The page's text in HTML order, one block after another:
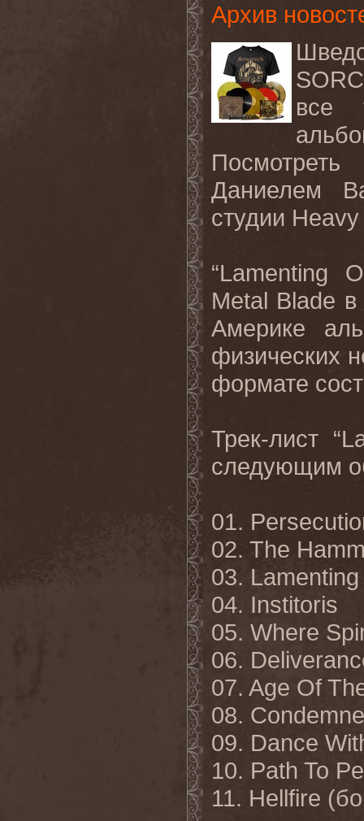
Архив
все
Даниелем
студии Heavy
“Lamenting
Metal Blade в
Америке
физических
формате
Трек-лист
следующим
01.
02. The
03.
04. Institoris
05. Where
06.
07. Age Of
08.
09. Dance
10. Path To
11. Hellfire